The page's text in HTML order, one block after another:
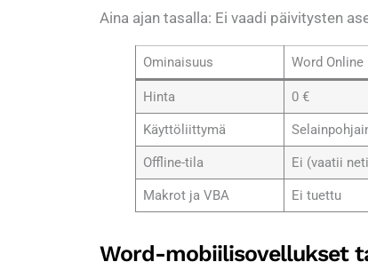
Aina ajan tasalla: Ei vaadi päivitysten
Ominaisuus Word Online
Hinta 0 €
Käyttöliittymä
Offline-tila Ei (vaatii
Makrot ja VBA Ei tuettu
Word-mobiilisovellukset